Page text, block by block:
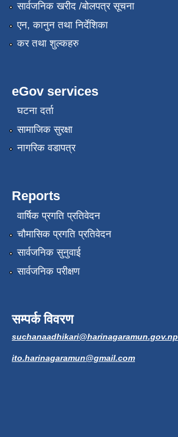
सार्वजनिक खरीद /बोलपत्र सूचना
एन, कानुन तथा निर्देशिका
कर तथा शुल्कहरु
eGov services
घटना दर्ता
सामाजिक सुरक्षा
नागरिक वडापत्र
Reports
वार्षिक प्रगति प्रतिवेदन
चौमासिक प्रगति प्रतिवेदन
सार्वजनिक सुनुवाई
सार्वजनिक परीक्षण
सम्पर्क विवरण
suchanaadhikari@harinagaramun.gov.np
ito.harinagaramun@gmail.com